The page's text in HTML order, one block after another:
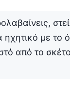
ηχητικό με το
από το